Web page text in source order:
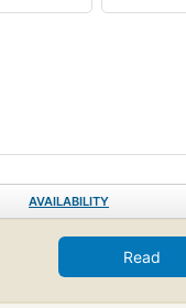
AVAILABILITY
Read